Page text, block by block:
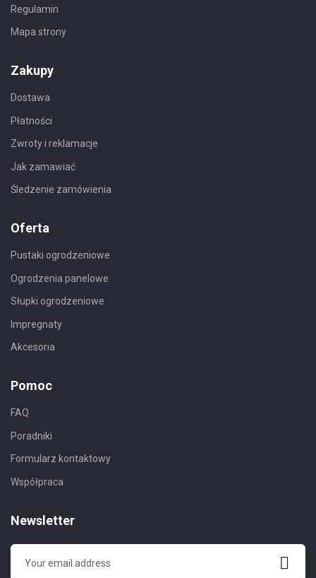
Regulamin
Mapa strony
Zakupy
Dostawa
Płatności
Zwroty i reklamacje
Jak zamawiać
Śledzenie zamówienia
Oferta
Pustaki ogrodzeniowe
Ogrodzenia panelowe
Słupki ogrodzeniowe
Impregnaty
Akcesoria
Pomoc
FAQ
Poradniki
Formularz kontaktowy
Współpraca
Newsletter